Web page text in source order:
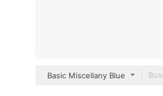
Basic Miscellany Blue